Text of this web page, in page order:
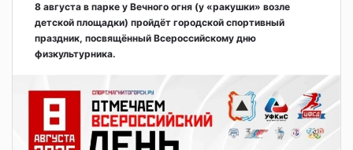
8 августа в парке у Вечного огня (у «ракушки» возле
детской площадки) пройдёт городской спортивный
праздник, посвящённый Всероссийскому дню
физкультурника.